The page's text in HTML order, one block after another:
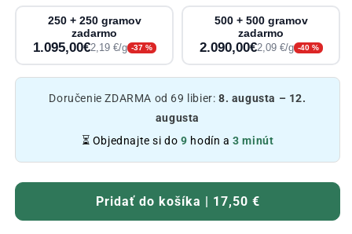
250 + 250 gramov
zadarmo
1.095,00€2,19 €/g -37 %
500 + 500 gramov
zadarmo
2.090,00€2,09 €/g -40 %
Doručenie ZDARMA od 69 libier: 8. augusta – 12.
augusta
⏳ Objednajte si do9 hodín a3 minút
Pridať do košíka | 17,50 €